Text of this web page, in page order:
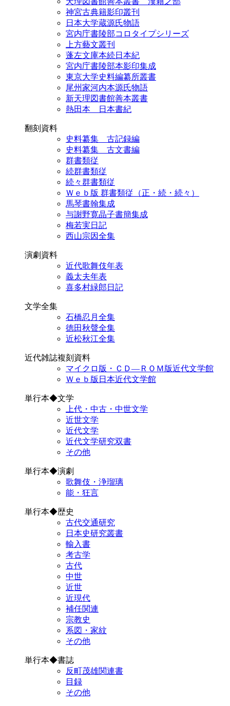
神宮古典籍影印叢刊
日本大学蔵源氏物語
宮内庁書陵部コロタイプシリーズ
上方藝文叢刊
蓬左文庫本続日本紀
宮内庁書陵部本影印集成
東京大学史料編纂所叢書
尾州家河内本源氏物語
新天理図書館善本叢書
熱田本 日本書紀
翻刻資料
史料纂集 古記録編
史料纂集 古文書編
群書類従
続群書類従
続々群書類従
Ｗｅｂ版 群書類従（正・続・続々）
馬琴書翰集成
与謝野寛晶子書簡集成
梅若実日記
西山宗因全集
演劇資料
近代歌舞伎年表
義太夫年表
喜多村緑郎日記
文学全集
石橋忍月全集
徳田秋聲全集
近松秋江全集
近代雑誌複刻資料
マイクロ版・ＣＤ―ＲＯＭ版近代文学館
Ｗｅｂ版日本近代文学館
単行本◆文学
上代・中古・中世文学
近世文学
近代文学
近代文学研究双書
その他
単行本◆演劇
歌舞伎・浄瑠璃
能・狂言
単行本◆歴史
古代交通研究
日本史研究叢書
輸入書
考古学
古代
中世
近世
近現代
補任関連
宗教史
系図・家紋
その他
単行本◆書誌
反町茂雄関連書
目録
その他